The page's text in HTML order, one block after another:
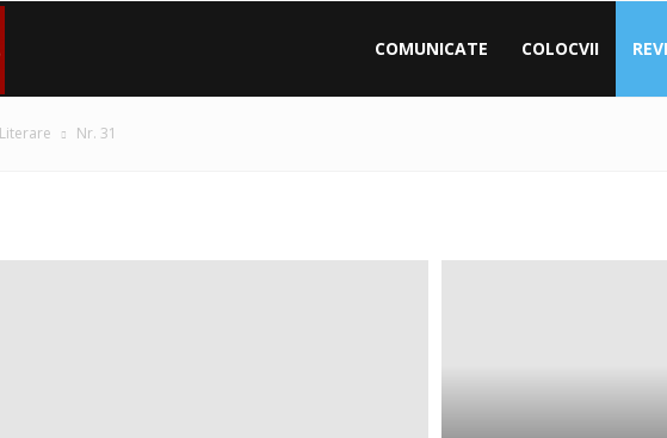
București
COMUNICATE COLOCVII
Nr. 31